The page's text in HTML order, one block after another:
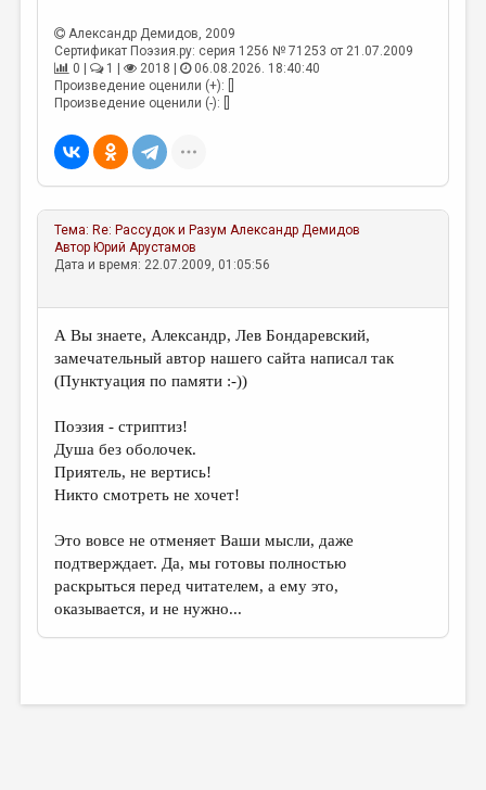
ЦИКЛЫ ПУБЛИКАЦИЙ
ТРЕДИАКОВСКИЙ
ВКОНТАКТЕ
Александр Демидов, 2009
Сертификат Поэзия.ру: серия 1256 № 71253 от 21.07.2009
0 |
1 | 2018 |
06.08.2026. 18:40:40
Произведение оценили (+): []
Произведение оценили (-): []
Тема: Re: Рассудок и Разум Александр Демидов
Автор Юрий Арустамов
Дата и время: 22.07.2009, 01:05:56
А Вы знаете, Александр, Лев Бондаревский,
замечательный автор нашего сайта написал так
(Пунктуация по памяти :-))
Поэзия - стриптиз!
Душа без оболочек.
Приятель, не вертись!
Никто смотреть не хочет!
Это вовсе не отменяет Ваши мысли, даже
подтверждает. Да, мы готовы полностью
раскрыться перед читателем, а ему это,
оказывается, и не нужно...